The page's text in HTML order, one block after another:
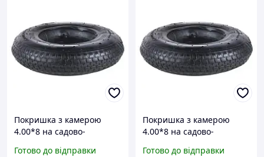
Покришка з камерою
4.00*8 на садово-
Готово до відправки
Покришка з камерою
4.00*8 на садово-
Готово до відправки